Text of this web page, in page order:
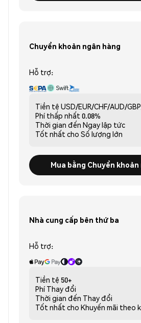
Chuyển khoản ngân hàng
Hỗ trợ:
Tiền tệ USD/EUR/CHF/AUD/
Phí thấp nhất 0.08%
Thời gian đến Ngay lập tức
Tốt nhất cho Số lượng lớn
Mua bằng Chuyển
Nhà cung cấp bên thứ ba
Hỗ trợ:
Tiền tệ 50+
Phí Thay đổi
Thời gian đến Thay đổi
Tốt nhất cho Khuyến mãi theo